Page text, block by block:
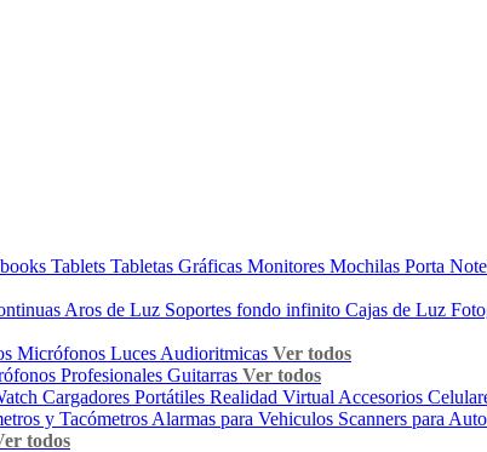
Tablets Tabletas Gráficas Monitores Mochilas Porta
Aros de Luz Soportes fondo infinito Cajas de Luz
Micrófonos Luces Audioritmicas Ver todos
Profesionales Guitarras Ver todos
Cargadores Portátiles Realidad Virtual Accesorios
y Tacómetros Alarmas para Vehiculos Scanners para
todos